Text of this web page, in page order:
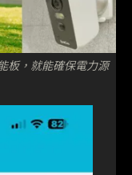
板，就能確保電力源